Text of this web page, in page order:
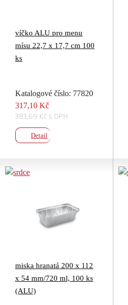
víčko ALU pro menu
mísu 22,7 x 17,7 cm 100
ks
Katalogové číslo: 77820
317,10 Kč
383,69 Kč s DPH
Detail
miska hranatá 200 x 112
x 54 mm/720 ml, 100 ks
(ALU)